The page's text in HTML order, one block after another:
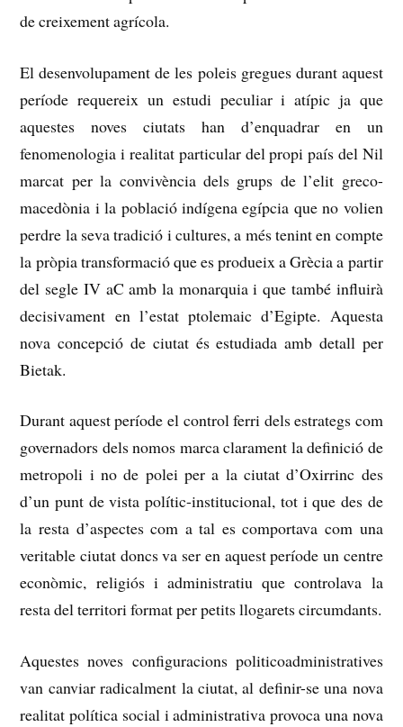
de creixement agrícola.
El desenvolupament de les poleis gregues durant aquest
període requereix un estudi peculiar i atípic ja que
aquestes noves ciutats han d’enquadrar en un
fenomenologia i realitat particular del propi país del Nil
marcat per la convivència dels grups de l’elit greco-
macedònia i la població indígenaegípcia que no volien
perdre la seva tradició i cultures, a més tenint en compte
la pròpia transformació que es produeix a Grècia a partir
del segle IV aCamb la monarquia i que també influirà
decisivament en l’estat ptolemaic d’Egipte. Aquesta
nova concepció de ciutat és estudiada amb detall per
Bietak.
Durant aquest període el control ferri dels estrategs com
governadors dels nomos marca clarament la definició de
metropoli i no de polei per a la ciutat d’Oxirrinc des
d’un punt de vista polític-institucional, tot i que des de
la resta d’aspectes com a tal es comportava com una
veritable ciutat doncs va ser en aquest període un centre
econòmic, religiós i administratiu que controlava la
resta del territori format per petits llogarets circumdants.
Aquestes noves configuracions politicoadministratives
van canviar radicalment la ciutat, al definir-se una nova
realitat política social i administrativa provoca una nova